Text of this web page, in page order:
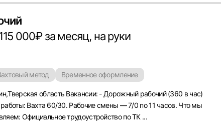
кабинет
чтобы просматривать
и оставлять отклики
000₽ за месяц, на руки
метод Временное оформление
область Вакансии: - Дорожный рабочий (360 в час)
Вахта 60/30. Рабочие смены — 7/0 по 11 часов. Что мы
Официальное трудоустройство по ТК ...